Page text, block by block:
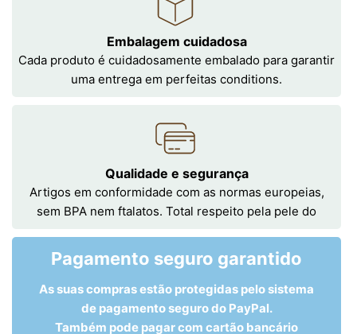
Embalagem cuidadosa
Cada produto é cuidadosamente embalado para garantir
uma entrega em perfeitas conditions.
Qualidade e segurança
Artigos em conformidade com as normas europeias,
sem BPA nem ftalatos. Total respeito pela pele do
Pagamento seguro garantido
As suas compras estão protegidas pelo sistema
de pagamento seguro do PayPal.
Também pode pagar com cartão bancário